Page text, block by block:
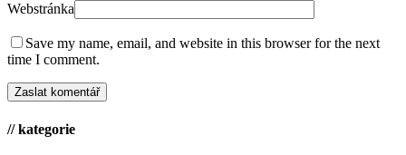
Webstránka
Save my name, email, and website in this browser for the next
time I comment.
// kategorie